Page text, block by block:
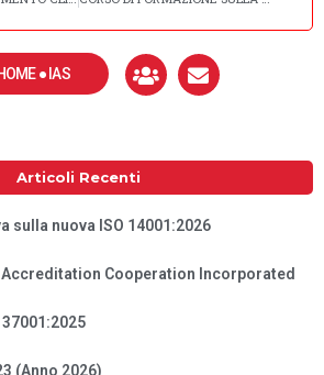
● IAS
Articoli Recenti
sulla nuova ISO 14001:2026
Accreditation Cooperation Incorporated
(Anno 2026)